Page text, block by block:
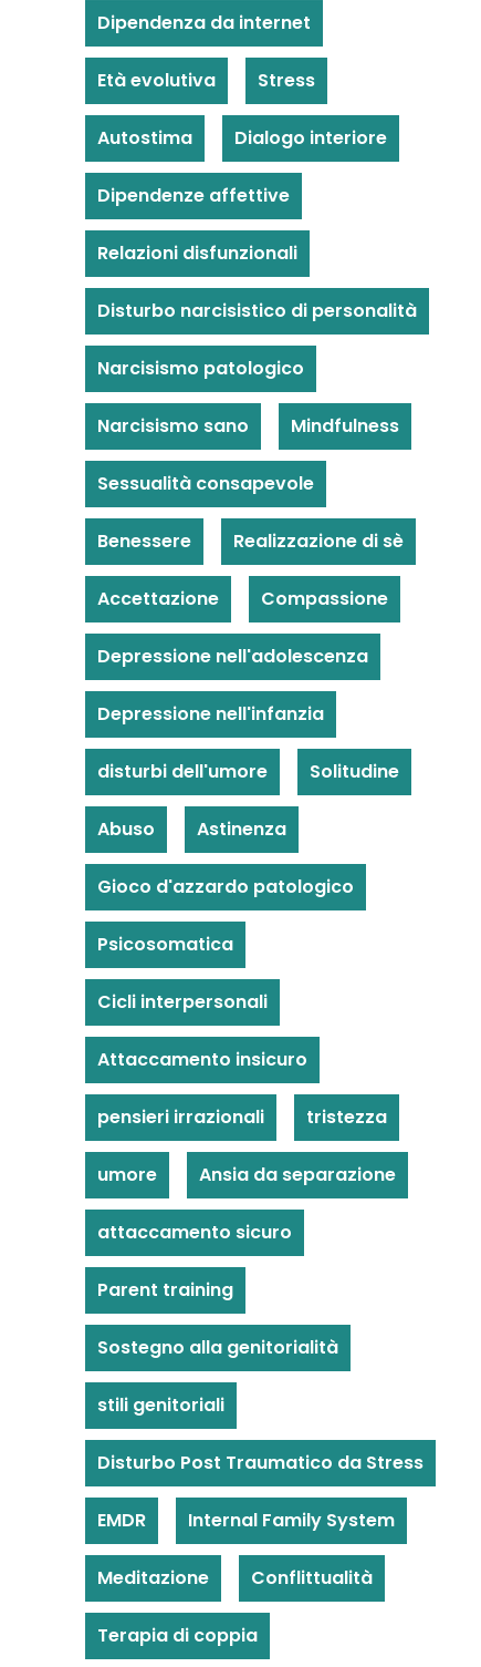
Dipendenza da internet
Età evolutiva Stress
Autostima Dialogo interiore
Dipendenze affettive
Relazioni disfunzionali
Disturbo narcisistico di personalità
Narcisismo patologico
Narcisismo sano Mindfulness
Sessualità consapevole
Benessere Realizzazione di sè
Accettazione Compassione
Depressione nell'adolescenza
Depressione nell'infanzia
disturbi dell'umore Solitudine
Abuso Astinenza
Gioco d'azzardo patologico
Psicosomatica
Cicli interpersonali
Attaccamento insicuro
pensieri irrazionali tristezza
umore Ansia da separazione
attaccamento sicuro
Parent training
Sostegno alla genitorialità
stili genitoriali
Disturbo Post Traumatico da Stress
EMDR Internal Family System
Meditazione Conflittualità
Terapia di coppia